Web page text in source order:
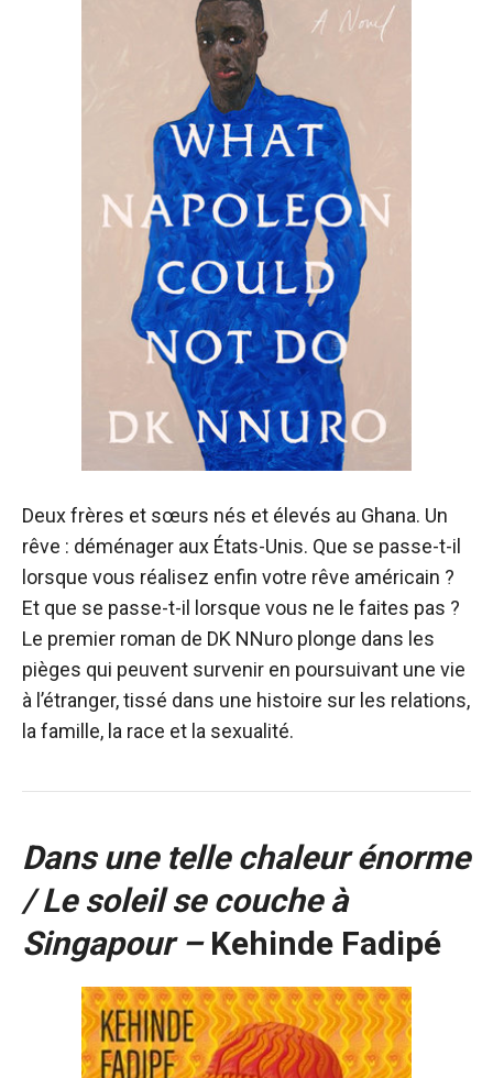
Deux frères et sœurs nés et élevés au Ghana. Un
rêve : déménager aux États-Unis. Que se passe-t-il
lorsque vous réalisez enfin votre rêve américain ?
Et que se passe-t-il lorsque vous ne le faites pas ?
Le premier roman de DK NNuro plonge dans les
pièges qui peuvent survenir en poursuivant une vie
à l’étranger, tissé dans une histoire sur les relations,
la famille, la race et la sexualité.
Dans une telle chaleur énorme
/ Le soleil se couche à
Singapour – Kehinde Fadipé